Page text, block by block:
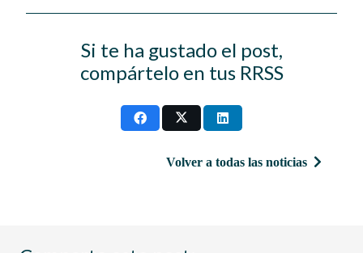
Si te ha gustado el post,
compártelo en tus RRSS
Volver a todas las noticias